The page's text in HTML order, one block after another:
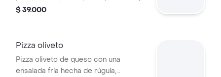
brócoli.
$ 39.000
Pizza oliveto
Pizza oliveto de queso con una
ensalada fría hecha de rúgula,